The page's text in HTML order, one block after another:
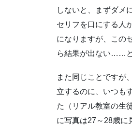
しないと、まずダメ
セリフを口にする人
になりますが、この
ら結果が出ない……と
また同じことですが
立するのに、いつも
た（リアル教室の生
に写真は27～28歳に